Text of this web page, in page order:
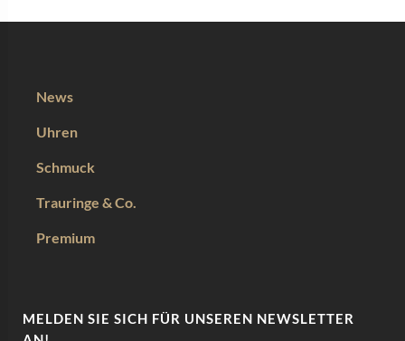
News
Uhren
Schmuck
Trauringe & Co.
Premium
MELDEN SIE SICH FÜR UNSEREN NEWSLETTER